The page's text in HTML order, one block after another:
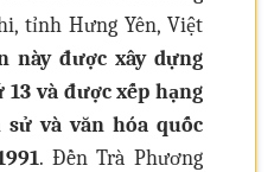
tỉnh Hưng Yên, Việt
này được xây dựng
và được xếp hạng
và văn hóa quốc
. Đền Trà Phương